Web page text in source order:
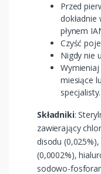
Przed
dokładnie
płynem
Czyść
Nigdy nie
miesiące
specjalisty.
Składniki:
zawierający
disodu
(0,0002%),
sodowo-